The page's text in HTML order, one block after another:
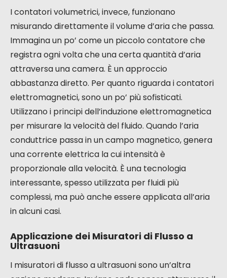
I contatori volumetrici, invece, funzionano
misurando direttamente il volume d’aria che passa.
Immagina un po’ come un piccolo contatore che
registra ogni volta che una certa quantità d’aria
attraversa una camera. È un approccio
abbastanza diretto. Per quanto riguarda i contatori
elettromagnetici, sono un po’ più sofisticati.
Utilizzano i principi dell’induzione elettromagnetica
per misurare la velocità del fluido. Quando l’aria
conduttrice passa in un campo magnetico, genera
una corrente elettrica la cui intensità è
proporzionale alla velocità. È una tecnologia
interessante, spesso utilizzata per fluidi più
complessi, ma può anche essere applicata all’aria
in alcuni casi.
Applicazione dei Misuratori di Flusso a
Ultrasuoni
I misuratori di flusso a ultrasuoni sono un’altra